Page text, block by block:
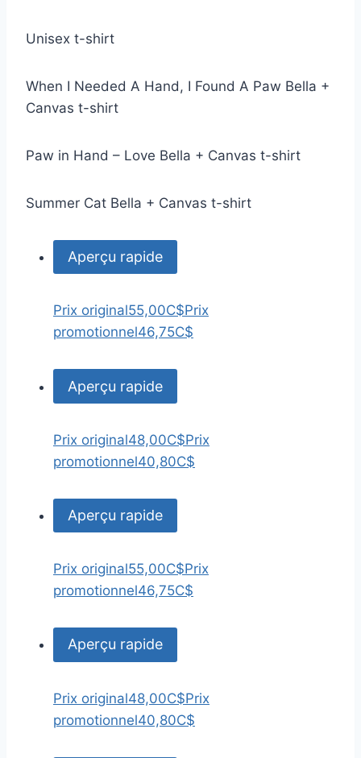
Unisex t-shirt
When I Needed A Hand, I Found A Paw Bella +
Canvas t-shirt
Paw in Hand – Love Bella + Canvas t-shirt
Summer Cat Bella + Canvas t-shirt
Aperçu rapide
Prix original55,00C$Prix
promotionnel46,75C$
Aperçu rapide
Prix original48,00C$Prix
promotionnel40,80C$
Aperçu rapide
Prix original55,00C$Prix
promotionnel46,75C$
Aperçu rapide
Prix original48,00C$Prix
promotionnel40,80C$